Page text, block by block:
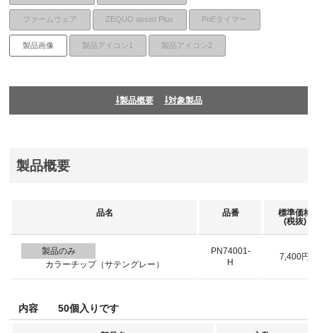
ファームウェア ZEQUO assist Plus PoEタイマー
製品画像 製品アイコン1 製品アイコン2
製品概要 対象製品
製品概要
品名 品番
標準価格
(税抜)
製品のみ
カラーチップ（サテングレー）
PN74001-
H
7,400円
内容 50個入りです